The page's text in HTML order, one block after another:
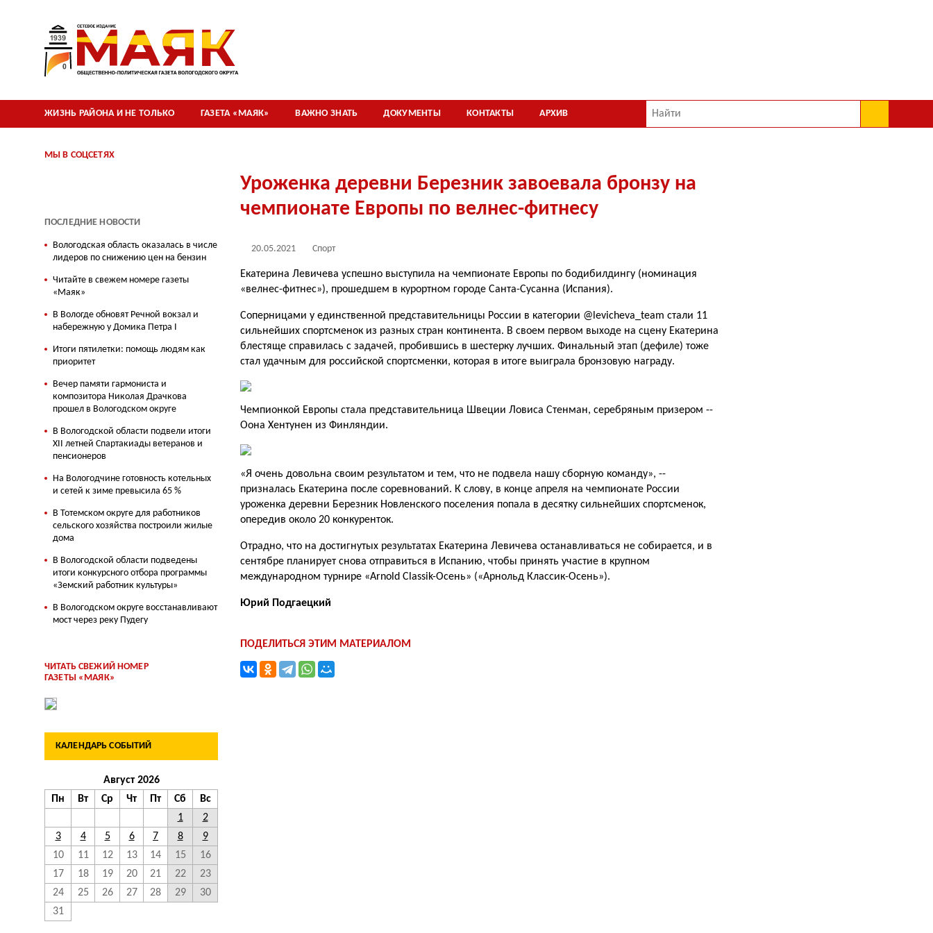
ЖИЗНЬ РАЙОНА И НЕ ТОЛЬКО ГАЗЕТА «МАЯК» ВАЖНО ЗНАТЬ ДОКУМЕНТЫ КОНТАКТЫ АРХИВ
Уроженка деревни Березник завоевала бронзу на
чемпионате Европы по велнес-фитнесу
20.05.2021 Спорт
Екатерина Левичева успешно выступила на чемпионате Европы по бодибилдингу (номинация
«велнес-фитнес»), прошедшем в курортном городе Санта-Сусанна (Испания).
Соперницами у единственной представительницы России в категории @levicheva_team стали 11
сильнейших спортсменок из разных стран континента. В своем первом выходе на сцену Екатерина
блестяще справилась с задачей, пробившись в шестерку лучших. Финальный этап (дефиле) тоже
стал удачным для российской спортсменки, которая в итоге выиграла бронзовую награду.
Чемпионкой Европы стала представительница Швеции Ловиса Стенман, серебряным призером --
Оона Хентунен из Финляндии.
«Я очень довольна своим результатом и тем, что не подвела нашу сборную команду», --
призналась Екатерина после соревнований. К слову, в конце апреля на чемпионате России
уроженка деревни Березник Новленского поселения попала в десятку сильнейших спортсменок,
опередив около 20 конкуренток.
Отрадно, что на достигнутых результатах Екатерина Левичева останавливаться не собирается, и в
сентябре планирует снова отправиться в Испанию, чтобы принять участие в крупном
международном турнире «Arnold Classik-Осень» («Арнольд Классик-Осень»).
Юрий Подгаецкий
ПОДЕЛИТЬСЯ ЭТИМ МАТЕРИАЛОМ
МЫ В СОЦСЕТЯХ
ПОСЛЕДНИЕ НОВОСТИ
Вологодская область оказалась в числе
лидеров по снижению цен на бензин
Читайте в свежем номере газеты
«Маяк»
В Вологде обновят Речной вокзал и
набережную у Домика Петра I
Итоги пятилетки: помощь людям как
приоритет
Вечер памяти гармониста и
композитора Николая Драчкова
прошел в Вологодском округе
В Вологодской области подвели итоги
XII летней Спартакиады ветеранов и
пенсионеров
На Вологодчине готовность котельных
и сетей к зиме превысила 65 %
В Тотемском округе для работников
сельского хозяйства построили жилые
дома
В Вологодской области подведены
итоги конкурсного отбора программы
«Земский работник культуры»
В Вологодском округе восстанавливают
мост через реку Пудегу
ЧИТАТЬ СВЕЖИЙ НОМЕР
ГАЗЕТЫ «МАЯК»
КАЛЕНДАРЬ СОБЫТИЙ
Август 2026
Пн
Вт Ср Чт Пт Сб
Вс
1
2
3
4 5 6 7 8
9
10
11 12 13 14 15
16
17
18 19 20 21 22
23
24
25 26 27 28 29
30
31